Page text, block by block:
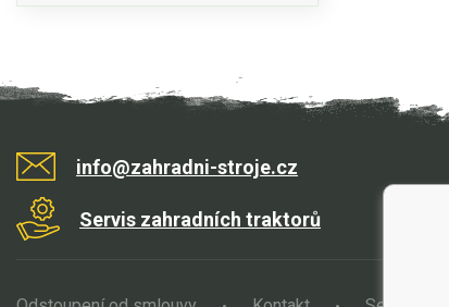
info@zahradni-stroje.cz
Servis zahradních traktorů